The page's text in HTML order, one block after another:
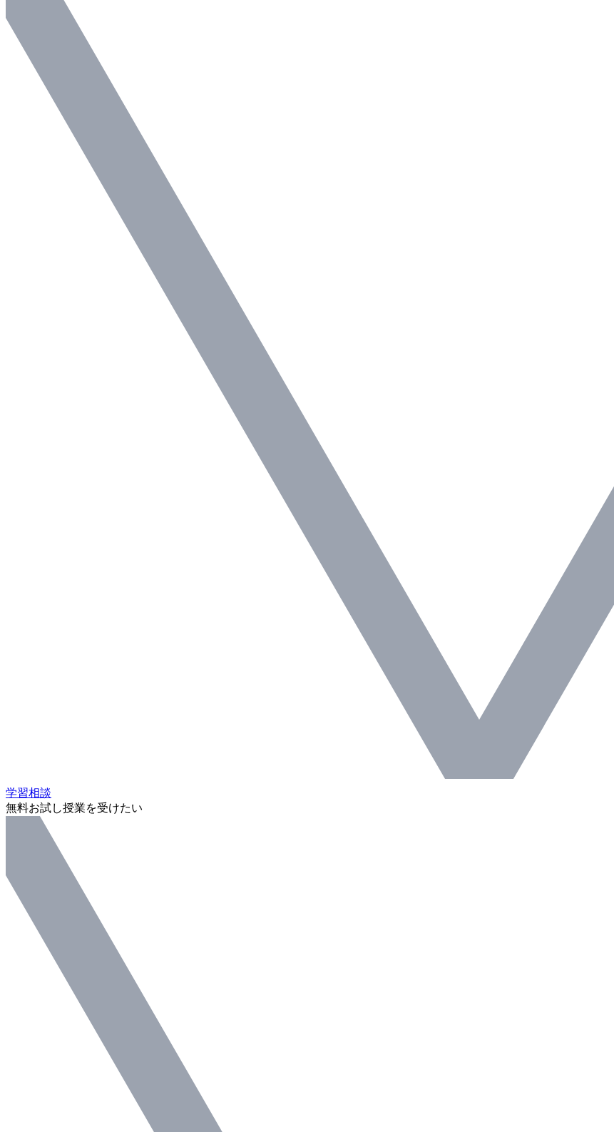
学習相談
無料お試し授業を受けたい